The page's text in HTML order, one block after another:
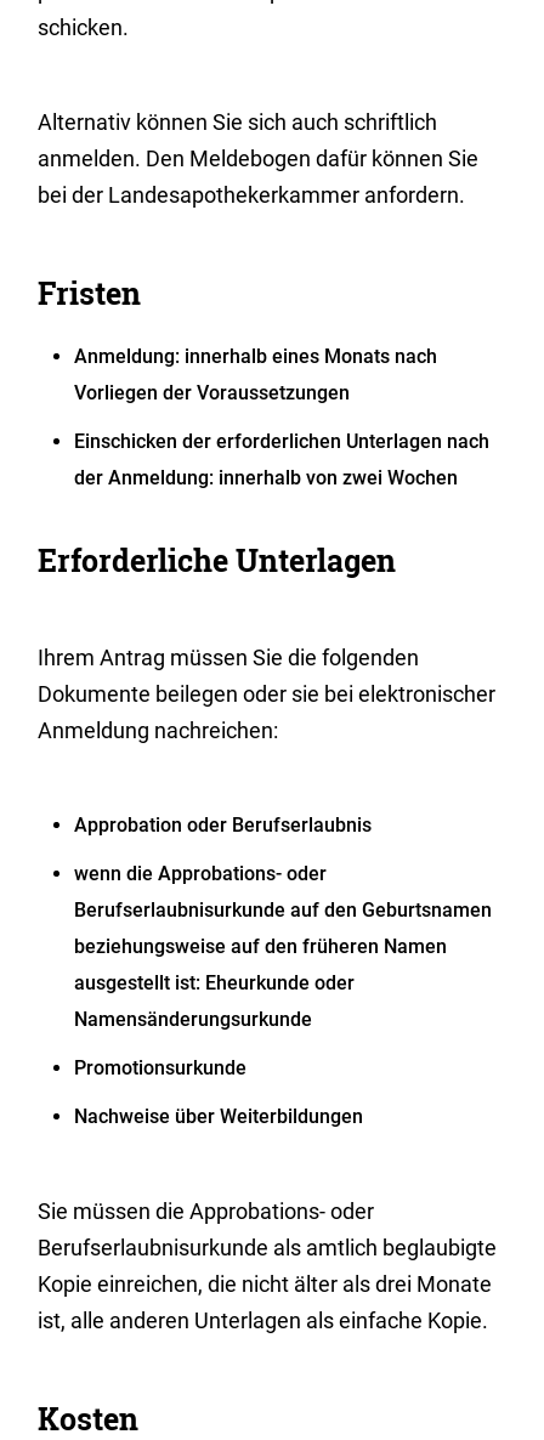
schicken.
Alternativ können Sie sich auch schriftlich
anmelden. Den Meldebogen dafür können Sie
bei der Landesapothekerkammer anfordern.
Fristen
Anmeldung: innerhalb eines Monats nach
Vorliegen der Voraussetzungen
Einschicken der erforderlichen Unterlagen nach
der Anmeldung: innerhalb von zwei Wochen
Erforderliche Unterlagen
Ihrem Antrag müssen Sie die folgenden
Dokumente beilegen oder sie bei elektronischer
Anmeldung nachreichen:
Approbation oder Berufserlaubnis
wenn die Approbations- oder
Berufserlaubnisurkunde auf den Geburtsnamen
beziehungsweise auf den früheren Namen
ausgestellt ist: Eheurkunde oder
Namensänderungsurkunde
Promotionsurkunde
Nachweise über Weiterbildungen
Sie müssen die Approbations- oder
Berufserlaubnisurkunde als amtlich beglaubigte
Kopie einreichen, die nicht älter als drei Monate
ist, alle anderen Unterlagen als einfache Kopie.
Kosten